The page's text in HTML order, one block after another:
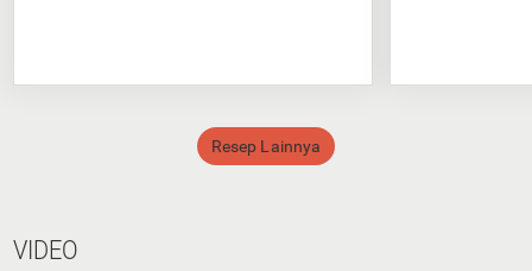
Resep Lainnya
VIDEO